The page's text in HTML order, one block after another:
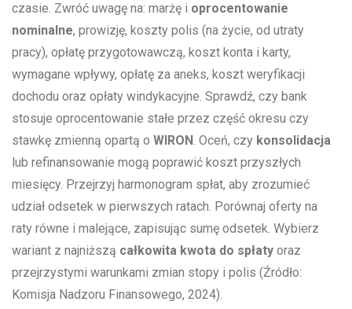
czasie. Zwróć uwagę na: marżę i oprocentowanie
nominalne, prowizję, koszty polis (na życie, od utraty
pracy), opłatę przygotowawczą, koszt konta i karty,
wymagane wpływy, opłatę za aneks, koszt weryfikacji
dochodu oraz opłaty windykacyjne. Sprawdź, czy bank
stosuje oprocentowanie stałe przez część okresu czy
stawkę zmienną opartą o WIRON. Oceń, czy konsolidacja
lub refinansowanie mogą poprawić koszt przyszłych
miesięcy. Przejrzyj harmonogram spłat, aby zrozumieć
udział odsetek w pierwszych ratach. Porównaj oferty na
raty równe i malejące, zapisując sumę odsetek. Wybierz
wariant z najniższą całkowita kwota do spłaty oraz
przejrzystymi warunkami zmian stopy i polis (Źródło:
Komisja Nadzoru Finansowego, 2024).